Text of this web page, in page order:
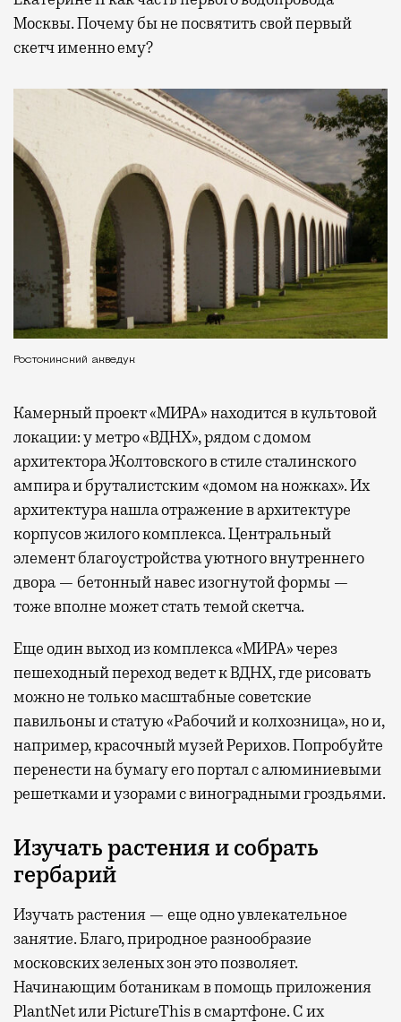
Москвы. Почему бы не посвятить свой первый
скетч именно ему?
Ростокинский акведук
Камерный проект «МИРА» находится в культовой
локации: у метро «ВДНХ», рядом с домом
архитектора Жолтовского в стиле сталинского
ампира и бруталистским «домом на ножках». Их
архитектура нашла отражение в архитектуре
корпусов жилого комплекса. Центральный
элемент благоустройства уютного внутреннего
двора — бетонный навес изогнутой формы —
тоже вполне может стать темой скетча.
Еще один выход из комплекса «МИРА» через
пешеходный переход ведет к ВДНХ, где рисовать
можно не только масштабные советские
павильоны и статую «Рабочий и колхозница», но и,
например, красочный музей Рерихов. Попробуйте
перенести на бумагу его портал с алюминиевыми
решетками и узорами с виноградными гроздьями.
Изучать растения и собрать
гербарий
Изучать растения — еще одно увлекательное
занятие. Благо, природное разнообразие
московских зеленых зон это позволяет.
Начинающим ботаникам в помощь приложения
PlantNet или PictureThis в смартфоне. С их